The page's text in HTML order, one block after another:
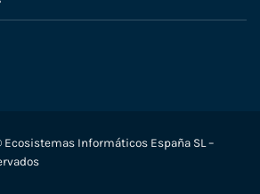
Informáticos España SL –